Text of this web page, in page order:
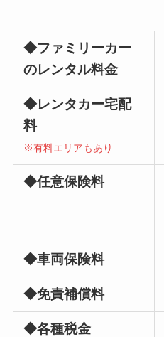
◆ファミリーカー
のレンタル料金
◆レンタカー宅配
料
※有料エリアもあり
◆任意保険料
◆車両保険料
◆免責補償料
◆各種税金